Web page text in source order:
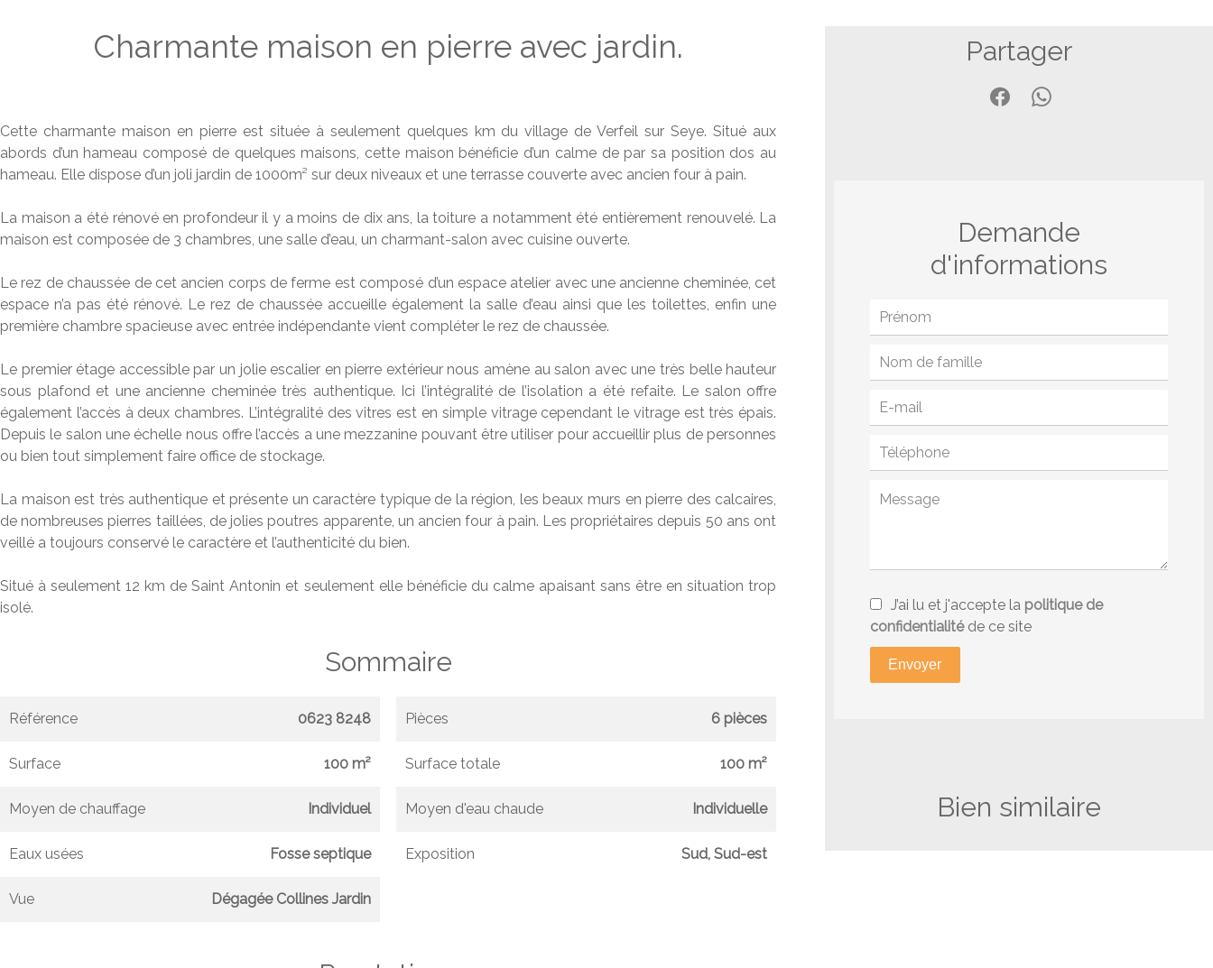
Charmante maison en pierre avec jardin.
Cette charmante maison en pierre est située à seulement quelques km du village de Verfeil sur Seye. Situé aux
abords d’un hameau composé de quelques maisons, cette maison bénéficie d’un calme de par sa position dos au
hameau. Elle dispose d’un joli jardin de 1000m² sur deux niveaux et une terrasse couverte avec ancien four à pain.
La maison a été rénové en profondeur il y a moins de dix ans, la toiture a notamment été entièrement renouvelé. La
maison est composée de 3 chambres, une salle d’eau, un charmant-salon avec cuisine ouverte.
Le rez de chaussée de cet ancien corps de ferme est composé d’un espace atelier avec une ancienne cheminée, cet
espace n’a pas été rénové. Le rez de chaussée accueille également la salle d’eau ainsi que les toilettes, enfin une
première chambre spacieuse avec entrée indépendante vient compléter le rez de chaussée.
Le premier étage accessible par un jolie escalier en pierre extérieur nous amène au salon avec une très belle hauteur
sous plafond et une ancienne cheminée très authentique. Ici l’intégralité de l’isolation a été refaite. Le salon offre
également l’accès à deux chambres. L’intégralité des vitres est en simple vitrage cependant le vitrage est très épais.
Depuis le salon une échelle nous offre l’accès a une mezzanine pouvant être utiliser pour accueillir plus de personnes
ou bien tout simplement faire office de stockage.
La maison est très authentique et présente un caractère typique de la région, les beaux murs en pierre des calcaires,
de nombreuses pierres taillées, de jolies poutres apparente, un ancien four à pain. Les propriétaires depuis 50 ans ont
veillé a toujours conservé le caractère et l’authenticité du bien.
Situé à seulement 12 km de Saint Antonin et seulement elle bénéficie du calme apaisant sans être en situation trop
isolé.
Sommaire
Référence 0623 8248 Pièces 6 pièces
Surface 100 m² Surface totale 100 m²
Moyen de chauffage Individuel Moyen d'eau chaude Individuelle
Eaux usées Fosse septique Exposition Sud, Sud-est
Vue Dégagée Collines Jardin
Partager
Demande
d'informations
J’ai lu et j'accepte la politique de
confidentialitéde ce site
Envoyer
Bien similaire